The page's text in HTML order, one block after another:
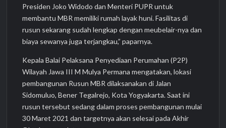
Presiden Joko Widodo dan Menteri PUPR untuk
membantu MBR memiliki rumah layak huni. Fasilitas di
rusun sekarang sudah lengkap dengan meubelair-nya dan
biaya sewanya juga terjangkau,” paparnya.
Kepala Balai Pelaksana Penyediaan Perumahan (P2P)
Wilayah Jawa III M Mulya Permana mengatakan, lokasi
pembangunan Rusun MBR dilaksanakan di Jalan
Sidomuluo, Bener Tegalrejo, Kota Yogyakarta. Saat ini
rusun tersebut sedang dalam proses pembangunan mulai
30 Maret 2021 dan targetnya akan selesai pada Akhir